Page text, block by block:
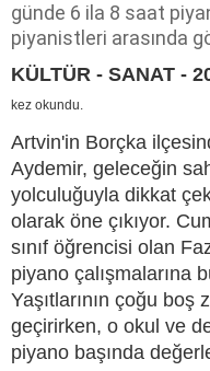
günde 6 ila 8 saat
piyanistleri arasında
KÜLTÜR - SANAT -
kez okundu.
Artvin'in Borçka
Aydemir, geleceğin
yolculuğuyla dikkat
olarak öne çıkıyor.
sınıf öğrencisi olan
piyano çalışmalarına
Yaşıtlarının çoğu boş
geçirirken, o okul ve
piyano başında